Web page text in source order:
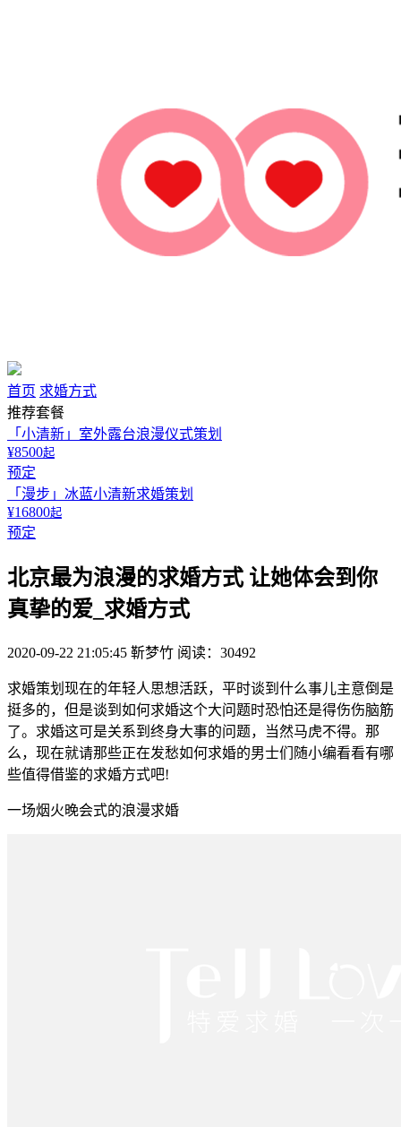
首页 求婚方式
推荐套餐
「小清新」室外露台浪漫仪式策划
¥8500起
预定
「漫步」冰蓝小清新求婚策划
¥16800起
预定
北京最为浪漫的求婚方式 让她体会到你
真挚的爱_求婚方式
2020-09-22 21:05:45 靳梦竹 阅读：30492
求婚策划现在的年轻人思想活跃，平时谈到什么事儿主意倒是
挺多的，但是谈到如何求婚这个大问题时恐怕还是得伤伤脑筋
了。求婚这可是关系到终身大事的问题，当然马虎不得。那
么，现在就请那些正在发愁如何求婚的男士们随小编看看有哪
些值得借鉴的求婚方式吧!
一场烟火晚会式的浪漫求婚